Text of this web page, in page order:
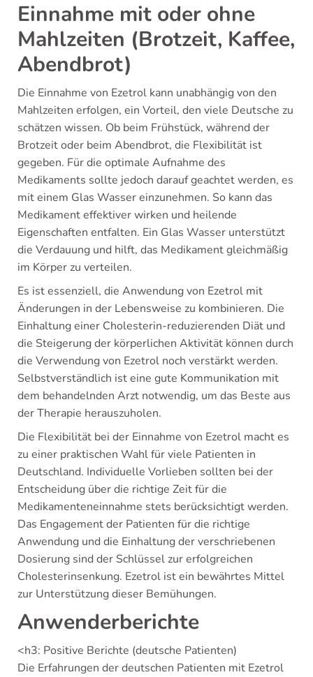
Einnahme mit oder ohne
Mahlzeiten (Brotzeit, Kaffee,
Abendbrot)
Die Einnahme von Ezetrol kann unabhängig von den
Mahlzeiten erfolgen, ein Vorteil, den viele Deutsche zu
schätzen wissen. Ob beim Frühstück, während der
Brotzeit oder beim Abendbrot, die Flexibilität ist
gegeben. Für die optimale Aufnahme des
Medikaments sollte jedoch darauf geachtet werden, es
mit einem Glas Wasser einzunehmen. So kann das
Medikament effektiver wirken und heilende
Eigenschaften entfalten. Ein Glas Wasser unterstützt
die Verdauung und hilft, das Medikament gleichmäßig
im Körper zu verteilen.
Es ist essenziell, die Anwendung von Ezetrol mit
Änderungen in der Lebensweise zu kombinieren. Die
Einhaltung einer Cholesterin-reduzierenden Diät und
die Steigerung der körperlichen Aktivität können durch
die Verwendung von Ezetrol noch verstärkt werden.
Selbstverständlich ist eine gute Kommunikation mit
dem behandelnden Arzt notwendig, um das Beste aus
der Therapie herauszuholen.
Die Flexibilität bei der Einnahme von Ezetrol macht es
zu einer praktischen Wahl für viele Patienten in
Deutschland. Individuelle Vorlieben sollten bei der
Entscheidung über die richtige Zeit für die
Medikamenteneinnahme stets berücksichtigt werden.
Das Engagement der Patienten für die richtige
Anwendung und die Einhaltung der verschriebenen
Dosierung sind der Schlüssel zur erfolgreichen
Cholesterinsenkung. Ezetrol ist ein bewährtes Mittel
zur Unterstützung dieser Bemühungen.
Anwenderberichte
<h3: Positive Berichte (deutsche Patienten)
Die Erfahrungen der deutschen Patienten mit Ezetrol